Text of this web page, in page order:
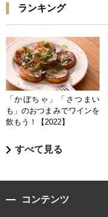
ランキング
「かぼちゃ」「さつまい
も」のおつまみでワインを
飲もう！【2022】
すべて見る
コンテンツ